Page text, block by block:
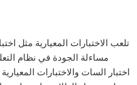
تلعب الاختبارات المعيارية مثل
مساءلة الجودة في نظام
اختبار السات والاختبارات